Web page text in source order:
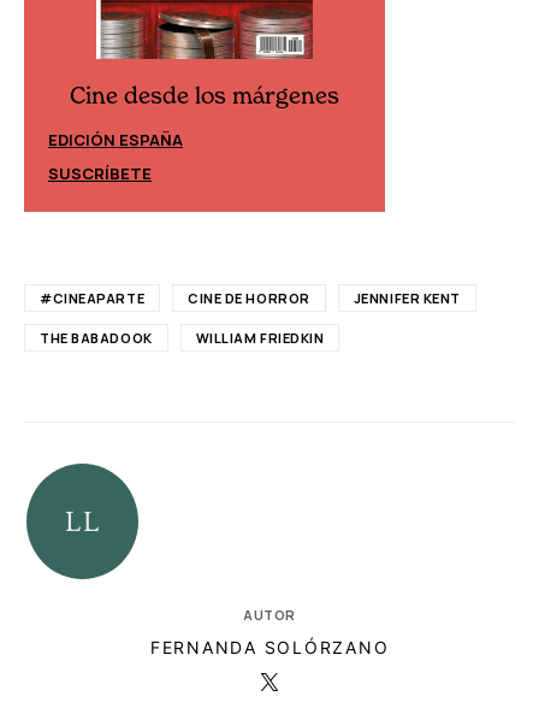
Cine desde los márgenes
EDICIÓN ESPAÑA
SUSCRÍBETE
#CINEAPARTE CINE DE HORROR JENNIFER KENT
THE BABADOOK WILLIAM FRIEDKIN
AUTOR
FERNANDA SOLÓRZANO